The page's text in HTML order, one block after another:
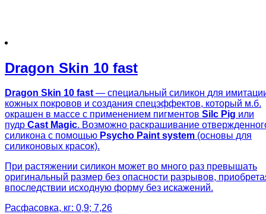
Dragon Skin 10 fast
Dragon Skin 10 fast— специальный силикон для
кожных покровов и создания спецэффектов, который м.б.
окрашен в массе с применением пигментов Silc Pig или
пудр Cast Magic. Возможно раскрашивание
силикона с помощью Psycho Paint system (основы для
силиконовых красок).
При растяжении силикон может во много раз превышать
оригинальный размер без опасности разрывов,
впоследствии исходную форму без искажений.
Расфасовка, кг: 0,9; 7,26